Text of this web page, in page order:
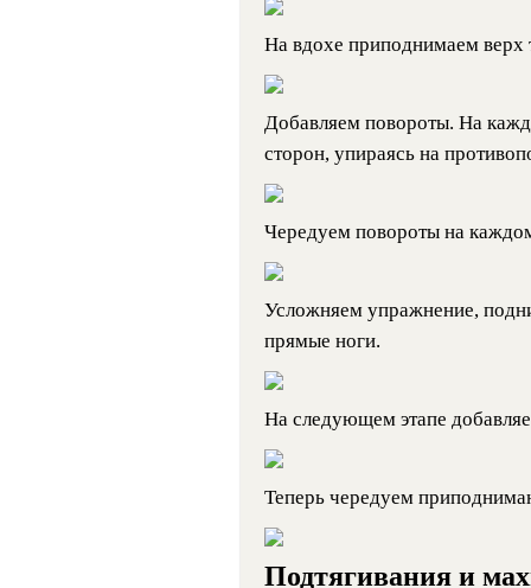
На вдохе приподнимаем верх
Добавляем повороты. На
сторон, упираясь на
Чередуем повороты на
Усложняем упражнение,
прямые ноги.
На следующем этапе
Теперь чередуем
Подтягивания и